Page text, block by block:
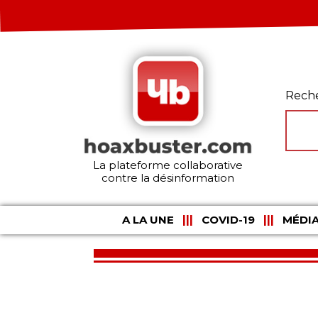
La plateforme collaborative
contre la désinformation
A LA UNE COVID-19